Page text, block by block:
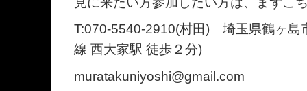
T:070-5540-2910(村田) 埼玉県鶴ヶ島
線 西大家駅 徒歩２分)
muratakuniyoshi@gmail.com